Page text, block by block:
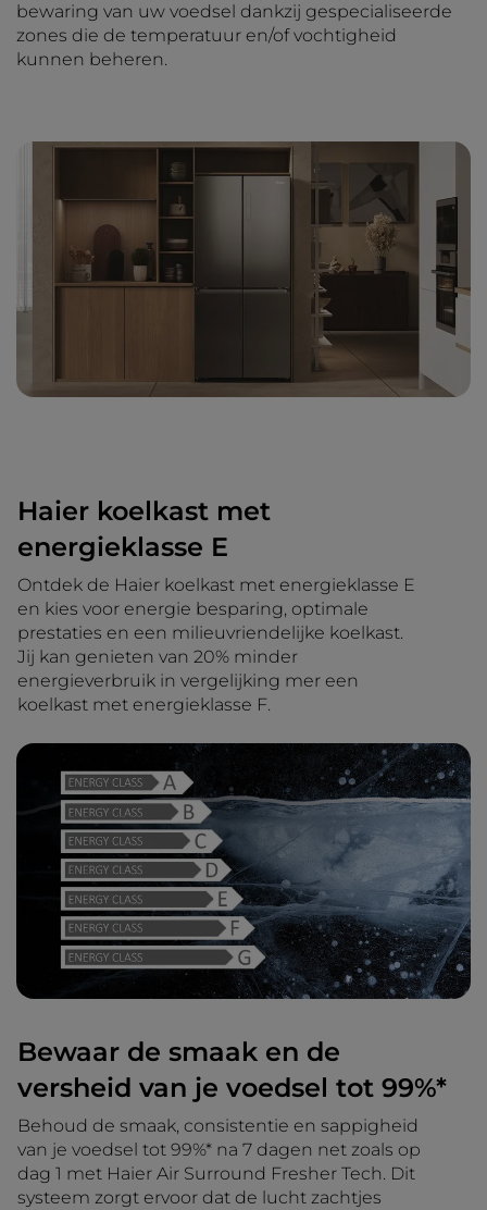
bewaring van uw voedsel dankzij gespecialiseerde
zones die de temperatuur en/of vochtigheid
kunnen beheren.
Haier koelkast met
energieklasse E
Ontdek de Haier koelkast met energieklasse E
en kies voor energie besparing, optimale
prestaties en een milieuvriendelijke koelkast.
Jij kan genieten van 20% minder
energieverbruik in vergelijking mer een
koelkast met energieklasse F.
Bewaar de smaak en de
versheid van je voedsel tot 99%*
Behoud de smaak, consistentie en sappigheid
van je voedsel tot 99%* na 7 dagen net zoals op
dag 1 met Haier Air Surround Fresher Tech. Dit
systeem zorgt ervoor dat de lucht zachtjes